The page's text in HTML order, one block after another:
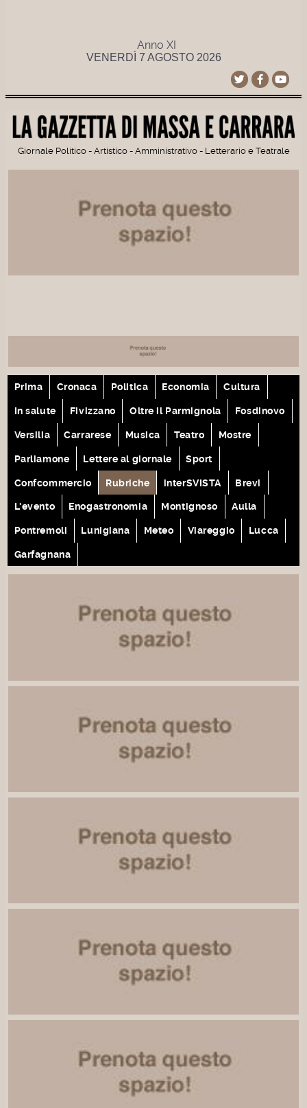
Anno XI
VENERDÌ 7 AGOSTO 2026
Giornale Politico - Artistico - Amministrativo - Letterario e Teatrale
Prima Cronaca Politica Economia Cultura
In salute Fivizzano Oltre il Parmignola Fosdinovo
Versilia Carrarese Musica Teatro Mostre
Parliamone Lettere al giornale Sport
Confcommercio Rubriche interSVISTA Brevi
L'evento Enogastronomia Montignoso Aulla
Pontremoli Lunigiana Meteo Viareggio Lucca
Garfagnana